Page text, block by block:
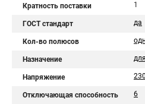
Кратность поставки 1
ГОСТ стандарт да
Кол-во полюсов
Назначение
Напряжение 230
Отключающая способность 6